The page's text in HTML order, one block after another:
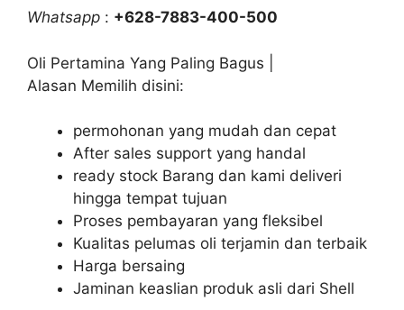
Whatsapp : +628-7883-400-500
Oli Pertamina Yang Paling Bagus |
Alasan Memilih disini:
permohonan yang mudah dan cepat
After sales support yang handal
ready stock Barang dan kami deliveri
hingga tempat tujuan
Proses pembayaran yang fleksibel
Kualitas pelumas oli terjamin dan terbaik
Harga bersaing
Jaminan keaslian produk asli dari Shell